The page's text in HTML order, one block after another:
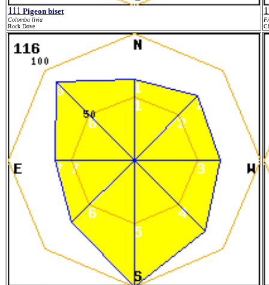
111 Pigeon biset
Colomba livia
Rock Dove